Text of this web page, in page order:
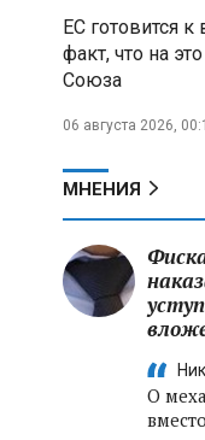
ЕС готовится
факт, что на
Союза
06 августа 2026,
МНЕНИЯ
О